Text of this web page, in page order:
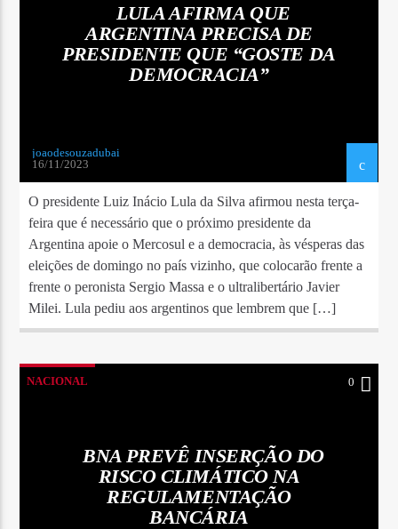
LULA AFIRMA QUE
ARGENTINA PRECISA DE
PRESIDENTE QUE “GOSTE DA
DEMOCRACIA”
joaodesouzadubai
16/11/2023
O presidente Luiz Inácio Lula da Silva afirmou nesta terça-
feira que é necessário que o próximo presidente da
Argentina apoie o Mercosul e a democracia, às vésperas das
eleições de domingo no país vizinho, que colocarão frente a
frente o peronista Sergio Massa e o ultralibertário Javier
Milei. Lula pediu aos argentinos que lembrem que […]
NACIONAL 0
BNA PREVÊ INSERÇÃO DO
RISCO CLIMÁTICO NA
REGULAMENTAÇÃO
BANCÁRIA